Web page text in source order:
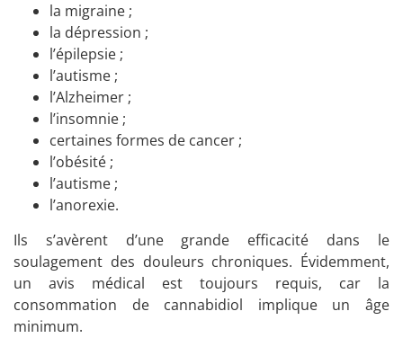
la migraine ;
la dépression ;
l’épilepsie ;
l’autisme ;
l’Alzheimer ;
l’insomnie ;
certaines formes de cancer ;
l’obésité ;
l’autisme ;
l’anorexie.
Ils s’avèrent d’une grande efficacité dans le
soulagement des douleurs chroniques. Évidemment,
un avis médical est toujours requis, car la
consommation de cannabidiol implique un âge
minimum.